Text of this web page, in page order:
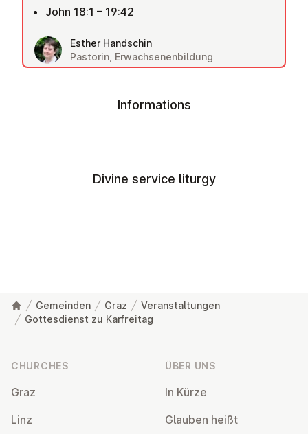
John 18:1 – 19:42
Esther Handschin
Pastorin, Erwachsenenbildung
Informations
Divine service liturgy
Gemeinden Graz
Veranstaltungen
Gottesdienst zu Karfreitag
CHURCHES
Graz
Linz
ÜBER UNS
In Kürze
Glauben heißt